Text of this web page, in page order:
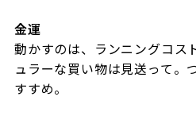
金運
動かすのは、ランニングコス
ュラーな買い物は見送って。
すすめ。